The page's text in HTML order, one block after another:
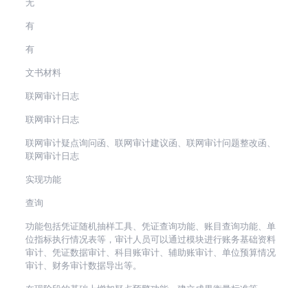
有
有
文书材料
联网审计日志
联网审计日志
联网审计疑点询问函、联网审计建议函、联网审计问题整改函、
联网审计日志
实现功能
查询
功能包括凭证随机抽样工具、凭证查询功能、账目查询功能、单
位指标执行情况表等，审计人员可以通过模块进行账务基础资料
审计、凭证数据审计、科目账审计、辅助账审计、单位预算情况
审计、财务审计数据导出等。